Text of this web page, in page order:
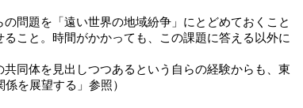
問題を「遠い世界の地域紛争」にとどめておくこと
こと。時間がかかっても、この課題に答える以外に
同体を見出しつつあるという自らの経験からも、東
を展望する」参照）